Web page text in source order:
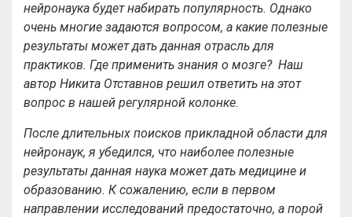
нейронаука будет набирать популярность. Однако
очень многие задаются вопросом, а какие полезные
результаты может дать данная отрасль для
практиков. Где применить знания о мозге? Наш
автор Никита Отставнов решил ответить на этот
вопрос в нашей регулярной колонке.
После длительных поисков прикладной области для
нейронаук, я убедился, что наиболее полезные
результаты данная наука может дать медицине и
образованию. К сожалению, если в первом
направлении исследований предостаточно, а порой